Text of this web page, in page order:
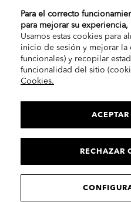
MI CUENTA
AYUDA
EMPRESA
INFORMACIÓN
© 2025 Encuentro Moda.
Para el correcto
para mejorar su experiencia,
Usamos estas cookies para
inicio de sesión y mejorar
funcionales) y recopilar
funcionalidad del sitio
Cookies.
RECHAZAR